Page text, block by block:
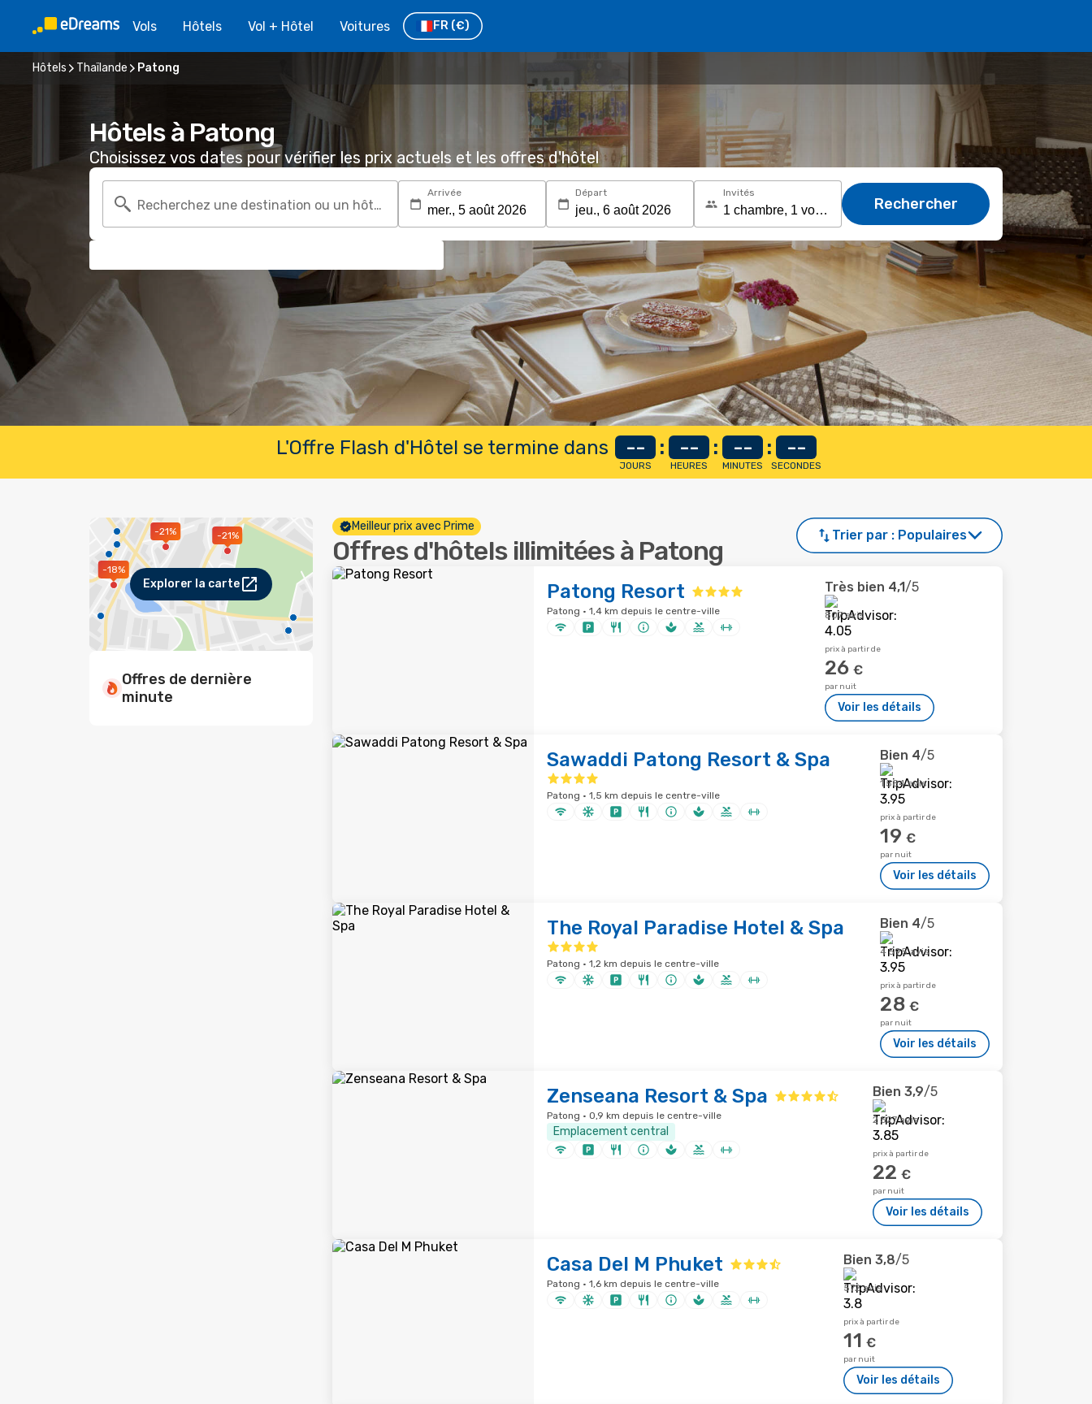
Vols Hôtels Vol + Hôtel Voitures FR (€)
Hôtels Thaïlande Patong
Hôtels à Patong
Choisissez vos dates pour vérifier les prix actuels et les offres d'hôtel
Recherchez une destination ou un hôtel
Arrivée Départ Invités
Rechercher
L'Offre Flash d'Hôtel se termine dans --
JOURS
: --
HEURES
: --
MINUTES
: --
SECONDES
-21%
-21%
-18%
Explorer la carte
Offres de dernière
minute
Meilleur prix avec Prime
Offres d'hôtels illimitées à Patong
Trier par : Populaires
Patong Resort
Patong · 1,4 km depuis le centre-ville
Très bien 4,1/5
807 avis
prix à partir de
26 €
par nuit
Voir les détails
Sawaddi Patong Resort & Spa
Patong · 1,5 km depuis le centre-ville
Bien 4/5
1 584 avis
prix à partir de
19 €
par nuit
Voir les détails
The Royal Paradise Hotel & Spa
Patong · 1,2 km depuis le centre-ville
Bien 4/5
4 595 avis
prix à partir de
28 €
par nuit
Voir les détails
Zenseana Resort & Spa
Patong · 0,9 km depuis le centre-ville
Emplacement central
Bien 3,9/5
2 527 avis
prix à partir de
22 €
par nuit
Voir les détails
Casa Del M Phuket
Patong · 1,6 km depuis le centre-ville
Bien 3,8/5
572 avis
prix à partir de
11 €
par nuit
Voir les détails